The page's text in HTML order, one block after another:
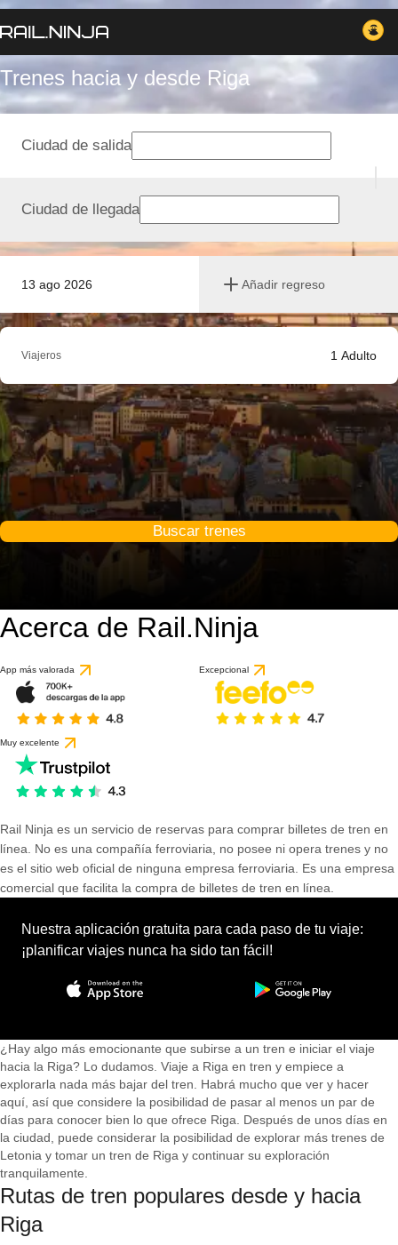
Trenes hacia y desde Riga
13 ago 2026 Añadir regreso
Ciudad de salida
Ciudad de llegada
Viajeros 1 Adulto
Buscar trenes
Acerca de Rail.Ninja
App más valorada Excepcional
Muy excelente
Rail Ninja es un servicio de reservas para comprar billetes de tren en
línea. No es una compañía ferroviaria, no posee ni opera trenes y no
es el sitio web oficial de ninguna empresa ferroviaria. Es una empresa
comercial que facilita la compra de billetes de tren en línea.
Nuestra aplicación gratuita para cada paso de tu viaje:
¡planificar viajes nunca ha sido tan fácil!
¿Hay algo más emocionante que subirse a un tren e iniciar el viaje
hacia la Riga? Lo dudamos. Viaje a Riga en tren y empiece a
explorarla nada más bajar del tren. Habrá mucho que ver y hacer
aquí, así que considere la posibilidad de pasar al menos un par de
días para conocer bien lo que ofrece Riga. Después de unos días en
la ciudad, puede considerar la posibilidad de explorar más trenes de
Letonia y tomar un tren de Riga y continuar su exploración
tranquilamente.
Rutas de tren populares desde y hacia
Riga